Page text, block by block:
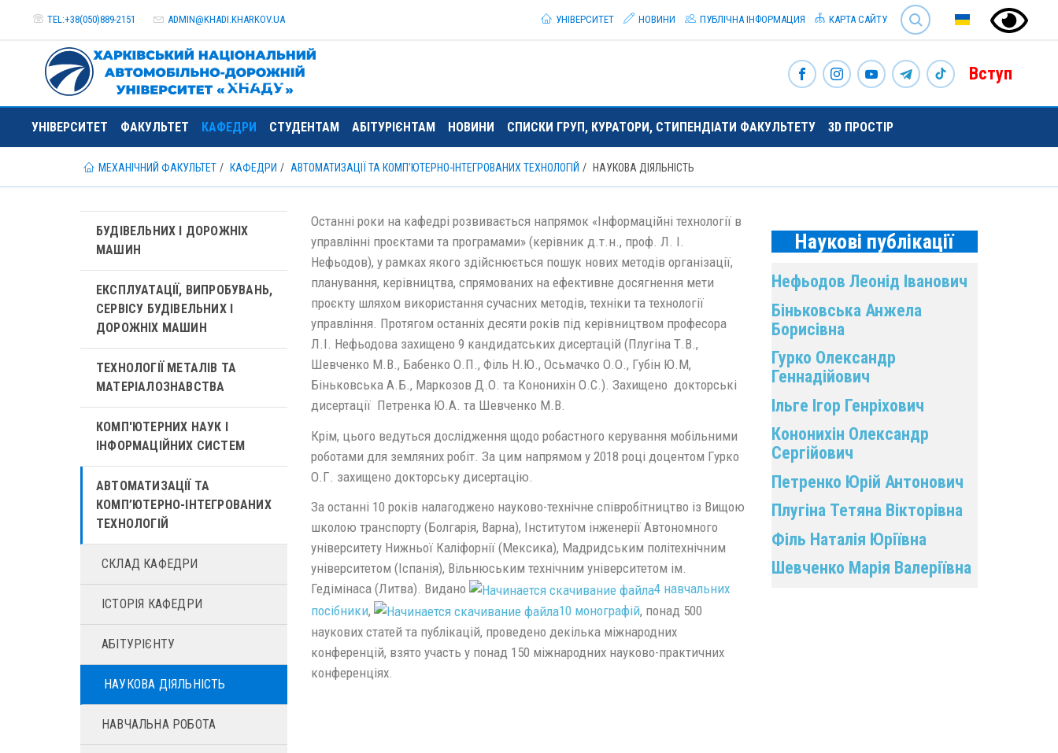
TEL:+38(050)889-2151 ADMIN@KHADI.KHARKOV.UA
SEARCH
УНІВЕРСИТЕТ
НОВИНИ ПУБЛІЧНА ІНФОРМАЦИЯ КАРТА САЙТУ
Вступ
УНІВЕРСИТЕТ ФАКУЛЬТЕТ КАФЕДРИ СТУДЕНТАМ АБІТУРІЄНТАМ НОВИНИ СПИСКИ ГРУП, КУРАТОРИ, СТИПЕНДІАТИ ФАКУЛЬТЕТУ 3D ПРОСТІР
МЕХАНІЧНИЙ ФАКУЛЬТЕТ КАФЕДРИ АВТОМАТИЗАЦІЇ ТА КОМП’ЮТЕРНО-ІНТЕГРОВАНИХ ТЕХНОЛОГІЙ НАУКОВА ДІЯЛЬНІСТЬ
Останні роки на кафедрі розвивається напрямок «Інформаційні технології в
управлінні проєктами та програмами» (керівник д.т.н., проф. Л. І.
Нефьодов), у рамках якого здійснюється пошук нових методів організації,
планування, керівництва, спрямованих на ефективне досягнення мети
проєкту шляхом використання сучасних методів, техніки та технології
управління. Протягом останніх десяти років під керівництвом професора
Л.І. Нефьодова захищено 9 кандидатських дисертацій (Плугіна Т.В.,
Шевченко М.В., Бабенко О.П., Філь Н.Ю., Осьмачко О.О., Губін Ю.М,
Біньковська А.Б., Маркозов Д.О. та Кононихін О.С.). Захищено докторські
дисертації Петренка Ю.А. та Шевченко М.В.
Крім, цього ведуться дослідження щодо робастного керування мобільними
роботами для земляних робіт. За цим напрямом у 2018 році доцентом Гурко
О.Г. захищено докторську дисертацію.
За останні 10 років налагоджено науково-технічне співробітництво із Вищою
школою транспорту (Болгарія, Варна), Інститутом інженерії Автономного
університету Нижньої Каліфорнії (Мексика), Мадридським політехнічним
університетом (Іспанія), Вільнюським технічним університетом ім.
Гедімінаса (Литва). Видано
4 навчальних
посібники, 10 монографій, понад 500
наукових статей та публікацій, проведено декілька міжнародних
конференцій, взято участь у понад 150 міжнародних науково-практичних
конференціях.
Наукові публікації
Нефьодов Леонід Іванович
Біньковська Анжела
Борисівна
Гурко Олександр
Геннадійович
Ільге Ігор Генріхович
Кононихін Олександр
Сергійович
Петренко Юрій Антонович
Плугіна Тетяна Вікторівна
Філь Наталія Юріївна
Шевченко Марія Валеріївна
БУДІВЕЛЬНИХ І ДОРОЖНІХ
МАШИН
ЕКСПЛУАТАЦІЇ, ВИПРОБУВАНЬ,
СЕРВІСУ БУДІВЕЛЬНИХ І
ДОРОЖНІХ МАШИН
ТЕХНОЛОГІЇ МЕТАЛІВ ТА
МАТЕРІАЛОЗНАВСТВА
КОМП'ЮТЕРНИХ НАУК І
ІНФОРМАЦІЙНИХ СИСТЕМ
АВТОМАТИЗАЦІЇ ТА
КОМП’ЮТЕРНО-ІНТЕГРОВАНИХ
ТЕХНОЛОГІЙ
СКЛАД КАФЕДРИ
ІСТОРІЯ КАФЕДРИ
АБІТУРІЄНТУ
НАУКОВА ДІЯЛЬНІСТЬ
НАВЧАЛЬНА РОБОТА